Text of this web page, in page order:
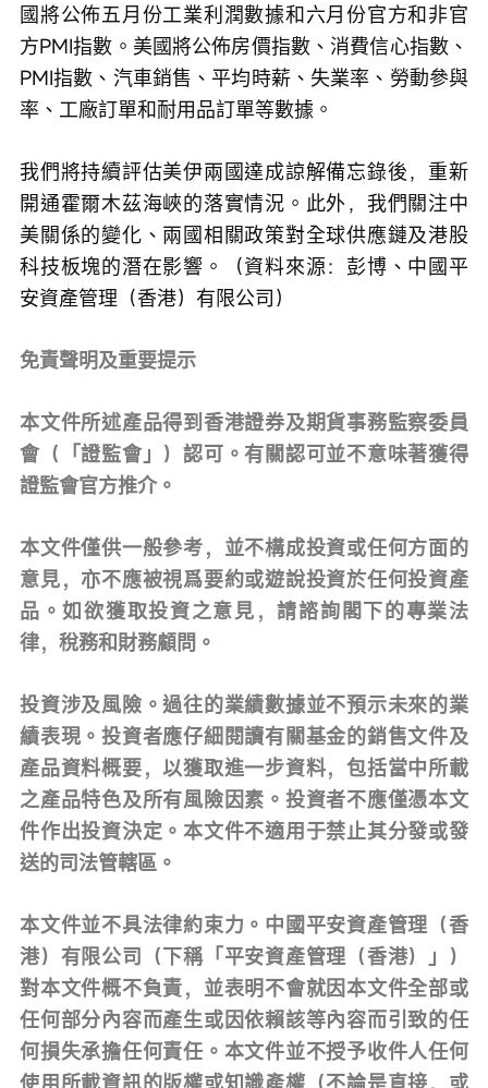
國將公佈五月份工業利潤數據和六月份官方和非官
方PMI指數。美國將公佈房價指數、消費信心指數、
PMI指數、汽車銷售、平均時薪、失業率、勞動參與
率、工廠訂單和耐用品訂單等數據。
我們將持續評估美伊兩國達成諒解備忘錄後，重新
開通霍爾木茲海峽的落實情況。此外，我們關注中
美關係的變化、兩國相關政策對全球供應鏈及港股
科技板塊的潛在影響。（資料來源：彭博、中國平
安資產管理（香港）有限公司）
免責聲明及重要提示
本文件所述產品得到香港證券及期貨事務監察委員
會（「證監會」）認可。有關認可並不意味著獲得
證監會官方推介。
本文件僅供一般參考，並不構成投資或任何方面的
意見，亦不應被視爲要約或遊說投資於任何投資產
品。如欲獲取投資之意見，請諮詢閣下的專業法
律，稅務和財務顧問。
投資涉及風險。過往的業績數據並不預示未來的業
績表現。投資者應仔細閱讀有關基金的銷售文件及
產品資料概要，以獲取進一步資料，包括當中所載
之產品特色及所有風險因素。投資者不應僅憑本文
件作出投資決定。本文件不適用于禁止其分發或發
送的司法管轄區。
本文件並不具法律約束力。中國平安資產管理（香
港）有限公司（下稱「平安資產管理（香港）」）
對本文件概不負責，並表明不會就因本文件全部或
任何部分內容而產生或因依賴該等內容而引致的任
何損失承擔任何責任。本文件並不授予收件人任何
使用所載資訊的版權或知識產權（不論是直接，或